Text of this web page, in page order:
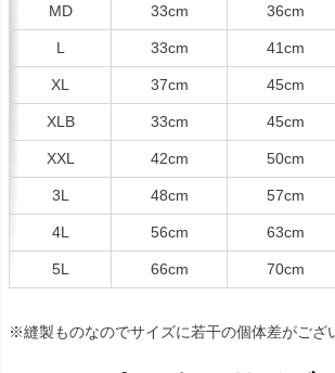
MD 33cm 36cm
L 33cm 41cm
XL 37cm 45cm
XLB 33cm 45cm
XXL 42cm 50cm
3L 48cm 57cm
4L 56cm 63cm
5L 66cm 70cm
※縫製ものなのでサイズに若干の個体差がござ